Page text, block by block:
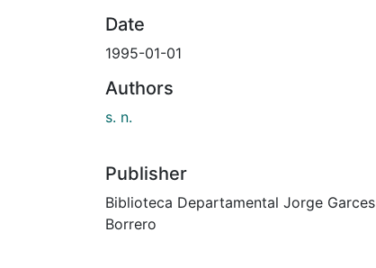
Date
1995-01-01
Authors
s. n.
Publisher
Biblioteca Departamental Jorge Garces
Borrero